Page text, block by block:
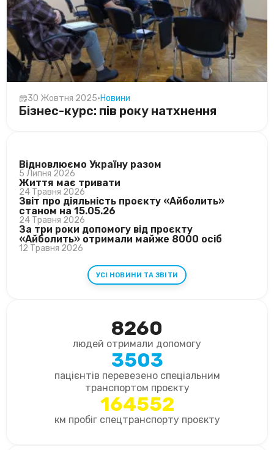
30 Жовтня 2025•Новини
Бізнес-курс: пів року натхнення
Відновлюємо Україну разом
5 Липня 2026
Життя має тривати
24 Травня 2026
Звіт про діяльність проєкту «Айболить»
станом на 15.05.26
24 Травня 2026
За три роки допомогу від проєкту
«Айболить» отримали майже 8000 осіб
12 Травня 2026
УСІ НОВИНИ ТА ЗВІТИ
8260
людей отримали допомогу
3503
пацієнтів перевезено спеціальним
транспортом проєкту
164552
км пробіг спецтранспорту проєкту